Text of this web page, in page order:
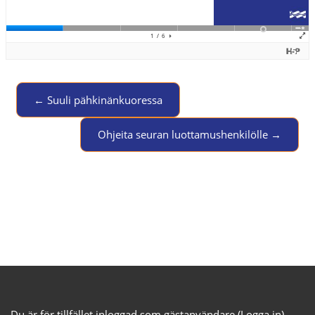
← Suuli pähkinänkuoressa
Jump to activity
Ohjeita seuran luottamushenkilölle →